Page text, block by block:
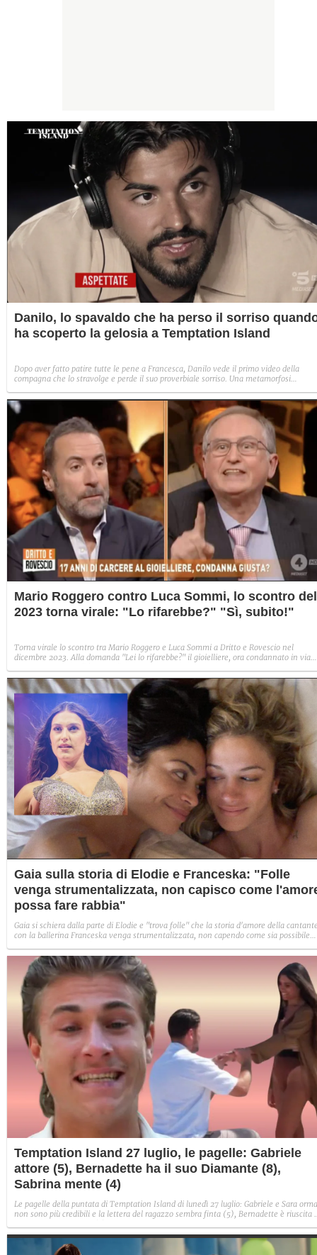
Danilo, lo spavaldo che ha perso il sorriso
ha scoperto la gelosia a Temptation Island
Dopo aver fatto patire tutte le pene a Francesca, Danilo vede il primo video della
compagna che lo stravolge e perde il suo proverbiale sorriso. Una metamorfosi
Mario Roggero contro Luca Sommi, lo scontro del
2023 torna virale: "Lo rifarebbe?" "Sì, subito!"
Torna virale lo scontro tra Mario Roggero e Luca Sommi a Dritto e Rovescio nel
dicembre 2023. Alla domanda "Lei lo rifarebbe?" il gioielliere, ora condannato in via
Gaia sulla storia di Elodie e Franceska: "Folle
venga strumentalizzata, non capisco come
possa fare rabbia"
Gaia si schiera dalla parte di Elodie e "trova folle" che la storia d'amore della
con la ballerina Franceska venga strumentalizzata, non capendo come sia possibile
Temptation Island 27 luglio, le pagelle: Gabriele
attore (5), Bernadette ha il suo Diamante (8),
Sabrina mente (4)
Le pagelle della puntata di Temptation Island di lunedì 27 luglio: Gabriele e Sara
non sono più credibili e la lettera del ragazzo sembra finta (5), Bernadette è riuscita
Giovanni che se stessa in un solo momento (4).